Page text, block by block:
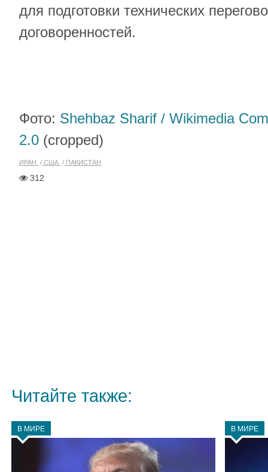
для подготовки технических
договоренностей.
Фото: Shehbaz Sharif / Wikimedia
2.0 (cropped)
ИРАН США ПАКИСТАН
312
Читайте также:
В МИРЕ В МИРЕ